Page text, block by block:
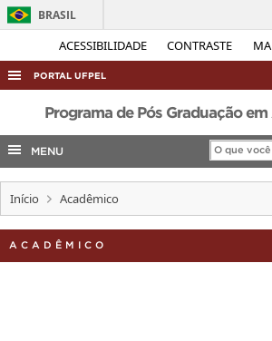
ACESSIBILIDADE CONTRASTE
BRASIL
PORTAL UFPEL
ACESSO À INFORMAÇÃO
AUDITORIA
COBALTO
CONCURSOS
EDITAIS
INTERNACIONAL
Programa de Pós Graduação
MENU
Início Acadêmico
ACADÊMICO